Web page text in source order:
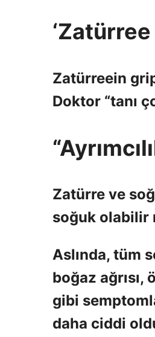
‘Zatürree
Zatürreein
Doktor “tanı
Zatürre ve
soğuk olabilir
Aslında, tüm
boğaz ağrısı,
gibi
daha ciddi